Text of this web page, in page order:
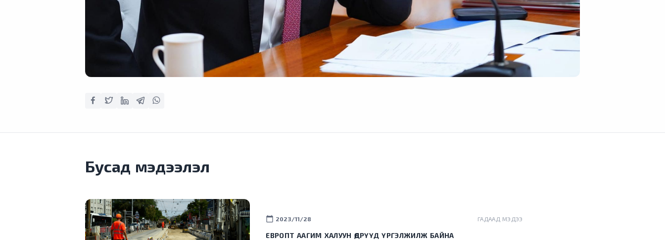
Бусад мэдээлэл
calendar_today 2023/11/28 ГАДААД МЭДЭЭ
ЕВРОПТ ААГИМ ХАЛУУН ӨДРҮҮД ҮРГЭЛЖИЛЖ БАЙНА